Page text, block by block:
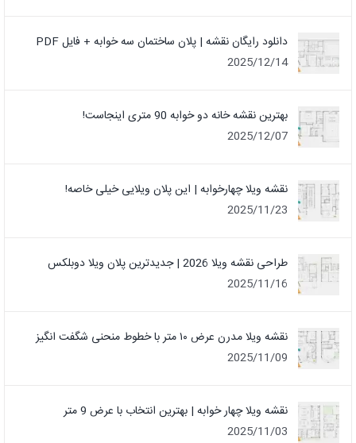
دانلود رایگان نقشه | پلان ساختمان سه خوابه + فایل PDF
2025/12/14
بهترین نقشه خانه دو خوابه 90 متری اینجاست!
2025/12/07
نقشه ویلا چهارخوابه | این پلان ویلایی خیلی خاصه!
2025/11/23
طراحی نقشه ویلا 2026 | جدیدترین پلان ویلا دوبلکس
2025/11/16
نقشه ویلا مدرن عرض ۱۰ متر با خطوط منحنی شگفت انگیز
2025/11/09
نقشه ویلا چهار خوابه | بهترین انتخاب با عرض 9 متر
2025/11/03